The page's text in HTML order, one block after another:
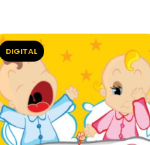
DIGITAL